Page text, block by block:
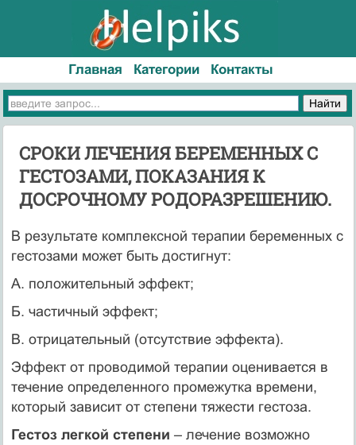
Главная Категории Контакты
СРОКИ ЛЕЧЕНИЯ БЕРЕМЕННЫХ С
ГЕСТОЗАМИ, ПОКАЗАНИЯ К
ДОСРОЧНОМУ РОДОРАЗРЕШЕНИЮ.
В результате комплексной терапии беременных с
гестозами может быть достигнут:
А. положительный эффект;
Б. частичный эффект;
В. отрицательный (отсутствие эффекта).
Эффект от проводимой терапии оценивается в
течение определенного промежутка времени,
который зависит от степени тяжести гестоза.
Гестоз легкой степени – лечение возможно